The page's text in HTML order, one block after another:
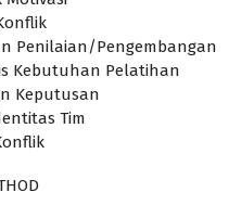
Penilaian/Pengembangan
Kebutuhan Pelatihan
Keputusan
Tim